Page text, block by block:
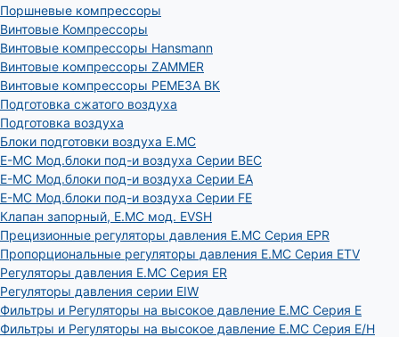
Поршневые компрессоры
Винтовые Компрессоры
Винтовые компрессоры Hansmann
Винтовые компрессоры ZAMMER
Винтовые компрессоры РЕМЕЗА ВК
Подготовка сжатого воздуха
Подготовка воздуха
Блоки подготовки воздуха E.MC
E-MC Мод.блоки под-и воздуха Серии BEC
E-MC Мод.блоки под-и воздуха Серии EA
E-MC Мод.блоки под-и воздуха Серии FE
Клапан запорный, E.MC мод. EVSH
Прецизионные регуляторы давления E.MC Серия EPR
Пропорциональные регуляторы давления E.MC Серия ETV
Регуляторы давления E.MC Серия ER
Регуляторы давления серии EIW
Фильтры и Регуляторы на высокое давление E.MC Серия E
Фильтры и Регуляторы на высокое давление E.MC Серия E/H